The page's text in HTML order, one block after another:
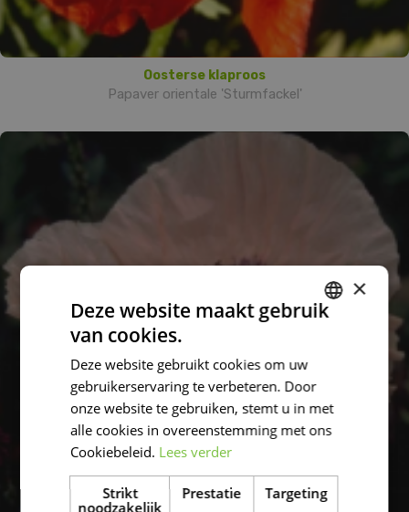
Oosterse klaproos
Papaver orientale 'Sturmfackel'
×
Deze website maakt gebruik
van cookies.
Deze website gebruikt cookies om uw
gebruikerservaring te verbeteren. Door
onze website te gebruiken, stemt u in met
alle cookies in overeenstemming met ons
Cookiebeleid. Lees verder
Strikt
noodzakelijk
Prestatie Targeting